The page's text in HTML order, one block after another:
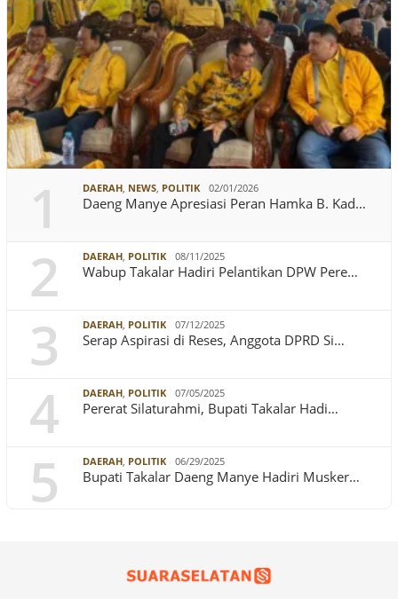
1 DAERAH, NEWS, POLITIK 02/01/2026
Daeng Manye Apresiasi Peran Hamka B. Kad…
2 DAERAH, POLITIK 08/11/2025
Wabup Takalar Hadiri Pelantikan DPW Pere…
3 DAERAH, POLITIK 07/12/2025
Serap Aspirasi di Reses, Anggota DPRD Si…
4 DAERAH, POLITIK 07/05/2025
Pererat Silaturahmi, Bupati Takalar Hadi…
5 DAERAH, POLITIK 06/29/2025
Bupati Takalar Daeng Manye Hadiri Musker…